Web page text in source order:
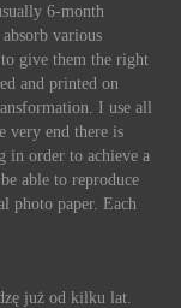
6-month
various
give them the right
and printed on
I use all
very end there is
in order to achieve a
able to reproduce
photo paper. Each
już od kilku lat.